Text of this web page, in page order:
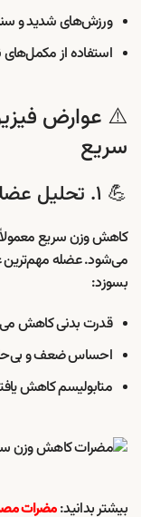
ورزش‌های شدید و
استفاده از مکمل‌های
⚠️ عوارض
سریع
💪 ۱. تحلیل عضلات به‌جای چربی
کاهش وزن سریع
می‌شود. عضله مهم‌ترین
بسوزد:
قدرت بدنی کاهش
احساس ضعف و
متابولیسم کاهش
بیشتر بدانید:مضرات